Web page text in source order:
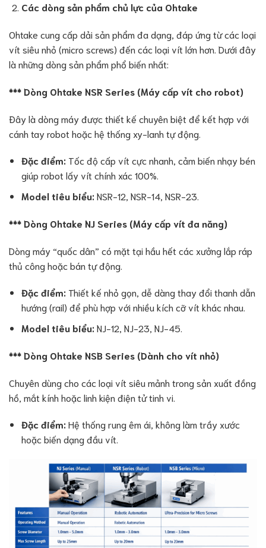
Các dòng sản phẩm chủ lực của Ohtake
Ohtake cung cấp dải sản phẩm đa dạng, đáp ứng từ các loại
vít siêu nhỏ (micro screws) đến các loại vít lớn hơn. Dưới đây
là những dòng sản phẩm phổ biến nhất:
*** Dòng Ohtake NSR Series (Máy cấp vít cho robot)
Đây là dòng máy được thiết kế chuyên biệt để kết hợp với
cánh tay robot hoặc hệ thống xy-lanh tự động.
Đặc điểm: Tốc độ cấp vít cực nhanh, cảm biến nhạy bén
giúp robot lấy vít chính xác 100%.
Model tiêu biểu: NSR-12, NSR-14, NSR-23.
*** Dòng Ohtake NJ Series (Máy cấp vít đa năng)
Dòng máy “quốc dân” có mặt tại hầu hết các xưởng lắp ráp
thủ công hoặc bán tự động.
Đặc điểm: Thiết kế nhỏ gọn, dễ dàng thay đổi thanh dẫn
hướng (rail) để phù hợp với nhiều kích cỡ vít khác nhau.
Model tiêu biểu: NJ-12, NJ-23, NJ-45.
*** Dòng Ohtake NSB Series (Dành cho vít nhỏ)
Chuyên dùng cho các loại vít siêu mảnh trong sản xuất đồng
hồ, mắt kính hoặc linh kiện điện tử tinh vi.
Đặc điểm: Hệ thống rung êm ái, không làm trầy xước
hoặc biến dạng đầu vít.